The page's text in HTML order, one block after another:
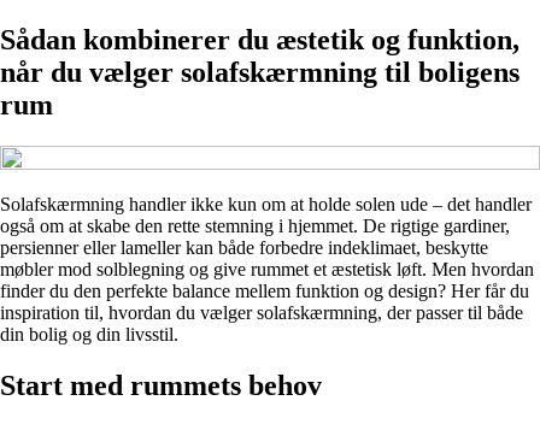
Sådan kombinerer du æstetik og funktion,
når du vælger solafskærmning til boligens
rum
Solafskærmning handler ikke kun om at holde solen ude – det handler
også om at skabe den rette stemning i hjemmet. De rigtige gardiner,
persienner eller lameller kan både forbedre indeklimaet, beskytte
møbler mod solblegning og give rummet et æstetisk løft. Men hvordan
finder du den perfekte balance mellem funktion og design? Her får du
inspiration til, hvordan du vælger solafskærmning, der passer til både
din bolig og din livsstil.
Start med rummets behov